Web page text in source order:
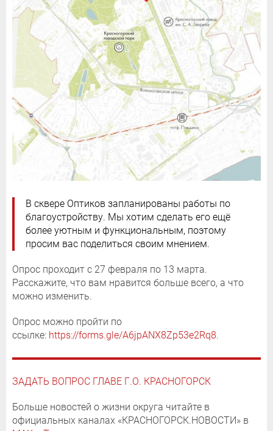
В сквере Оптиков запланированы работы по
благоустройству. Мы хотим сделать его ещё
более уютным и функциональным, поэтому
просим вас поделиться своим мнением.
Опрос проходит с 27 февраля по 13 марта.
Расскажите, что вам нравится больше всего, а что
можно изменить.
Опрос можно пройти по
ссылке: https://forms.gle/A6jpANX8Zp53e2Rq8.
ЗАДАТЬ ВОПРОС ГЛАВЕ Г.О. КРАСНОГОРСК
Больше новостей о жизни округа читайте в
официальных каналах «КРАСНОГОРСК.НОВОСТИ» в